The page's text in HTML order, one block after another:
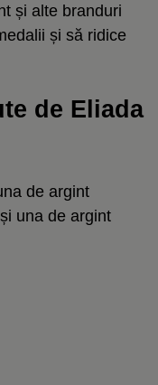
și alte branduri
și să ridice
de Eliada
de argint
una de argint